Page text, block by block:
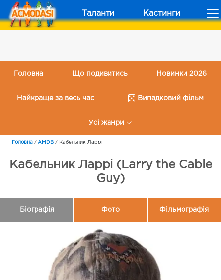
Таланти Кастинги
Головна Що подивитись Новинки 2026
Найкраще за весь час Випадковий фільм
Усі жанри
Головна / AMDB / Кабельник Ларрі
Кабельник Ларрі (Larry the Cable
Guy)
Біографія Фото Фільмографія